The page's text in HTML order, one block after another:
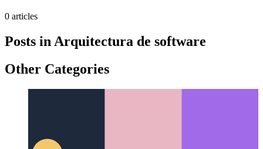
Arquitectura de software
0articles
Posts inArquitectura de software
Other Categories